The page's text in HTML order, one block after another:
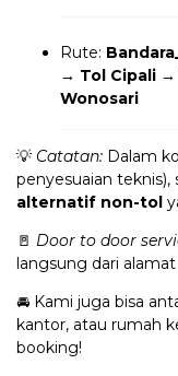
Rute:
→ Tol Cipali
Wonosari
💡 Catatan: Dalam
penyesuaian
alternatif non-tol
🚪 Door to door
langsung dari
🚘 Kami juga bisa
kantor, atau rumah
booking!